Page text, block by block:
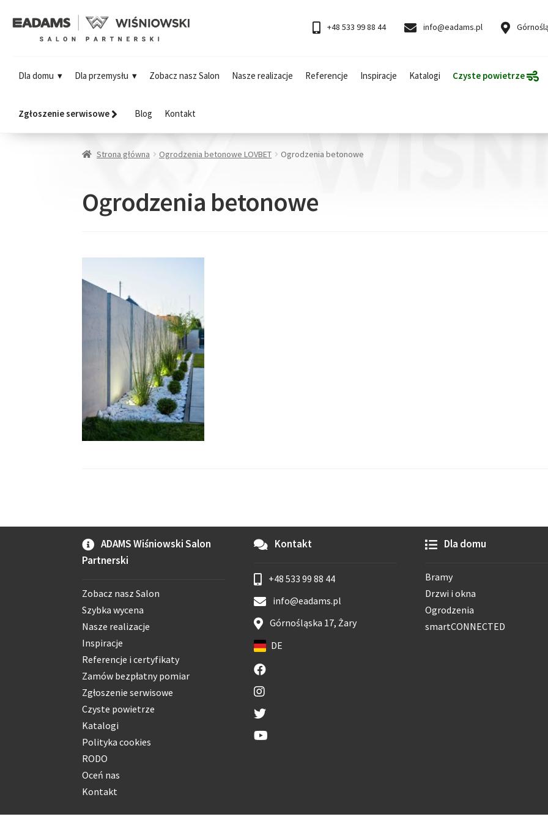
+48 533 99 88 44 info@eadams.pl
Dla domu Dla przemysłu Zobacz nasz Salon Nasze realizacje Referencje Inspiracje Katalogi Czyste powietrze
Zgłoszenie serwisowe Blog Kontakt
Strona główna Ogrodzenia betonowe LOVBET Ogrodzenia betonowe
Ogrodzenia betonowe
ADAMS Wiśniowski Salon
Partnerski
Zobacz nasz Salon
Szybka wycena
Nasze realizacje
Inspiracje
Referencje i certyfikaty
Zamów bezpłatny pomiar
Zgłoszenie serwisowe
Czyste powietrze
Katalogi
Polityka cookies
RODO
Oceń nas
Kontakt
Kontakt
+48 533 99 88 44
info@eadams.pl
Górnośląska 17, Żary
DE
Dla domu
Bramy
Drzwi i okna
Ogrodzenia
smartCONNECTED